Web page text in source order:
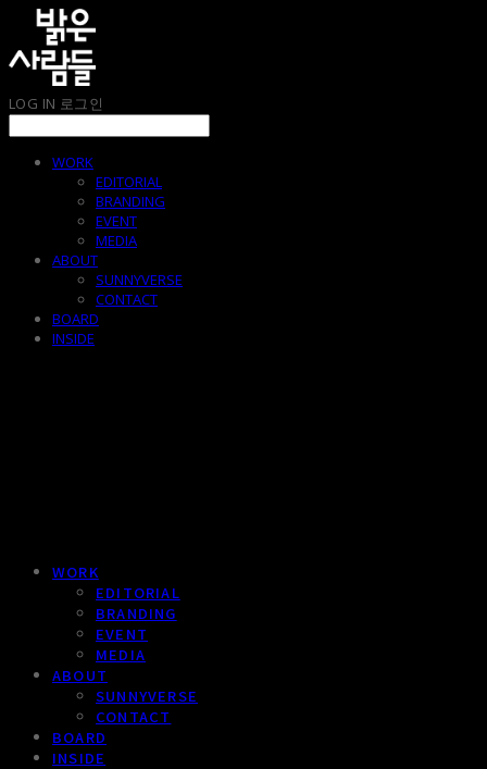
LOG IN 로그인
WORK
EDITORIAL
BRANDING
EVENT
MEDIA
ABOUT
SUNNYVERSE
CONTACT
BOARD
INSIDE
WORK
EDITORIAL
BRANDING
EVENT
MEDIA
ABOUT
SUNNYVERSE
CONTACT
BOARD
INSIDE